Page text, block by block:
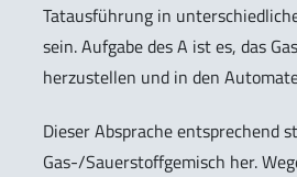
Tatausführung in
sein. Aufgabe des A ist es, das
herzustellen und in den
Dieser Absprache entsprechend
Gas-/Sauerstoffgemisch her.